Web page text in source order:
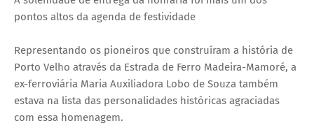
pontos altos da agenda de festividade
Representando os pioneiros que construíram a história de
Porto Velho através da Estrada de Ferro Madeira-Mamoré, a
ex-ferroviária Maria Auxiliadora Lobo de Souza também
estava na lista das personalidades históricas agraciadas
com essa homenagem.